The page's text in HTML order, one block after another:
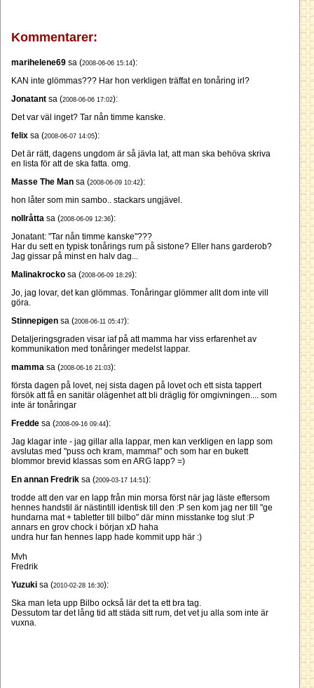
Kommentarer:
marihelene69 sa (2008-06-06 15:14):
KAN inte glömmas??? Har hon verkligen träffat en tonåring irl?
Jonatant sa (2008-06-06 17:02):
Det var väl inget? Tar nån timme kanske.
felix sa (2008-06-07 14:05):
Det är rätt, dagens ungdom är så jävla lat, att man ska behöva skriva
en lista för att de ska fatta. omg.
Masse The Man sa (2008-06-09 10:42):
hon låter som min sambo.. stackars ungjävel.
nollråtta sa (2008-06-09 12:36):
Jonatant: "Tar nån timme kanske"???
Har du sett en typisk tonårings rum på sistone? Eller hans garderob?
Jag gissar på minst en halv dag...
Malinakrocko sa (2008-06-09 18:29):
Jo, jag lovar, det kan glömmas. Tonåringar glömmer allt dom inte vill
göra.
Stinnepigen sa (2008-06-11 05:47):
Detaljeringsgraden visar iaf på att mamma har viss erfarenhet av
kommunikation med tonåringer medelst lappar.
mamma sa (2008-06-16 21:03):
första dagen på lovet, nej sista dagen på lovet och ett sista tappert
försök att få en sanitär olägenhet att bli dräglig för omgivningen.... som
inte är tonåringar
Fredde sa (2008-09-16 09:44):
Jag klagar inte - jag gillar alla lappar, men kan verkligen en lapp som
avslutas med "puss och kram, mamma!" och som har en bukett
blommor brevid klassas som en ARG lapp? =)
En annan Fredrik sa (2009-03-17 14:51):
trodde att den var en lapp från min morsa först när jag läste eftersom
hennes handstil är nästintill identisk till den :P sen kom jag ner till "ge
hundarna mat + tabletter till bilbo" där minn misstanke tog slut :P
annars en grov chock i början xD haha
undra hur fan hennes lapp hade kommit upp här :)
Mvh
Fredrik
Yuzuki sa (2010-02-28 16:30):
Ska man leta upp Bilbo också lär det ta ett bra tag.
Dessutom tar det lång tid att städa sitt rum, det vet ju alla som inte är
vuxna.